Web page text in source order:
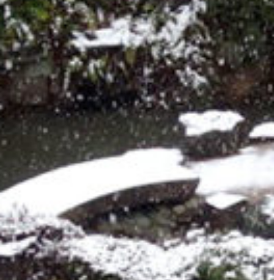
on line 229 Warning